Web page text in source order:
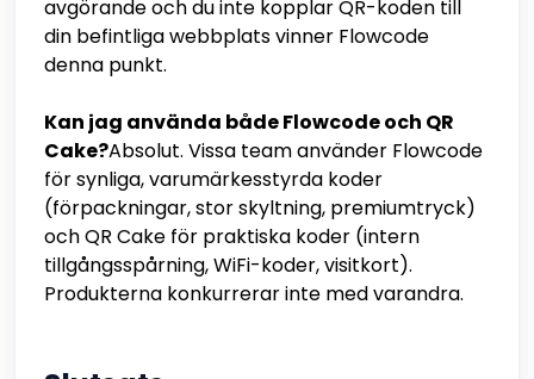
avgörande och du inte kopplar QR-koden till
din befintliga webbplats vinner Flowcode
denna punkt.
Kan jag använda både Flowcode och QR
Cake?Absolut. Vissa team använder Flowcode
för synliga, varumärkesstyrda koder
(förpackningar, stor skyltning, premiumtryck)
och QR Cake för praktiska koder (intern
tillgångsspårning, WiFi-koder, visitkort).
Produkterna konkurrerar inte med varandra.